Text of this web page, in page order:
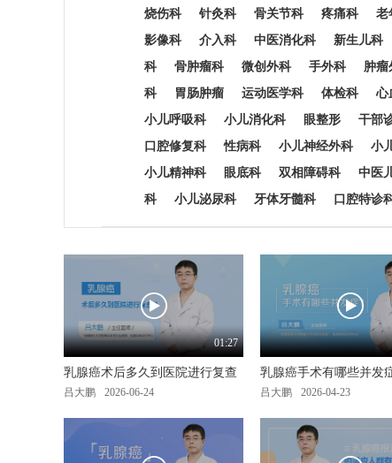
烧伤科
针灸科 骨关节科 疼痛科 老
影像科
介入科 中医消化科 新生儿科
科
骨肿瘤科 微创外科 手外科 肿瘤
科
胃肠肿瘤 运动医学科 体检科 心
小儿呼吸科
小儿消化科 眼整形 干部
口腔修复科
性病科 小儿神经外科 小
小儿精神科
眼底科 双相障碍科 中医
科
小儿泌尿科 牙体牙髓科 口腔特诊
01:27
乳腺癌术后多久到医院进行复查
吕大鹏 2026-06-24
乳腺癌手术有哪些并发
吕大鹏 2026-04-23